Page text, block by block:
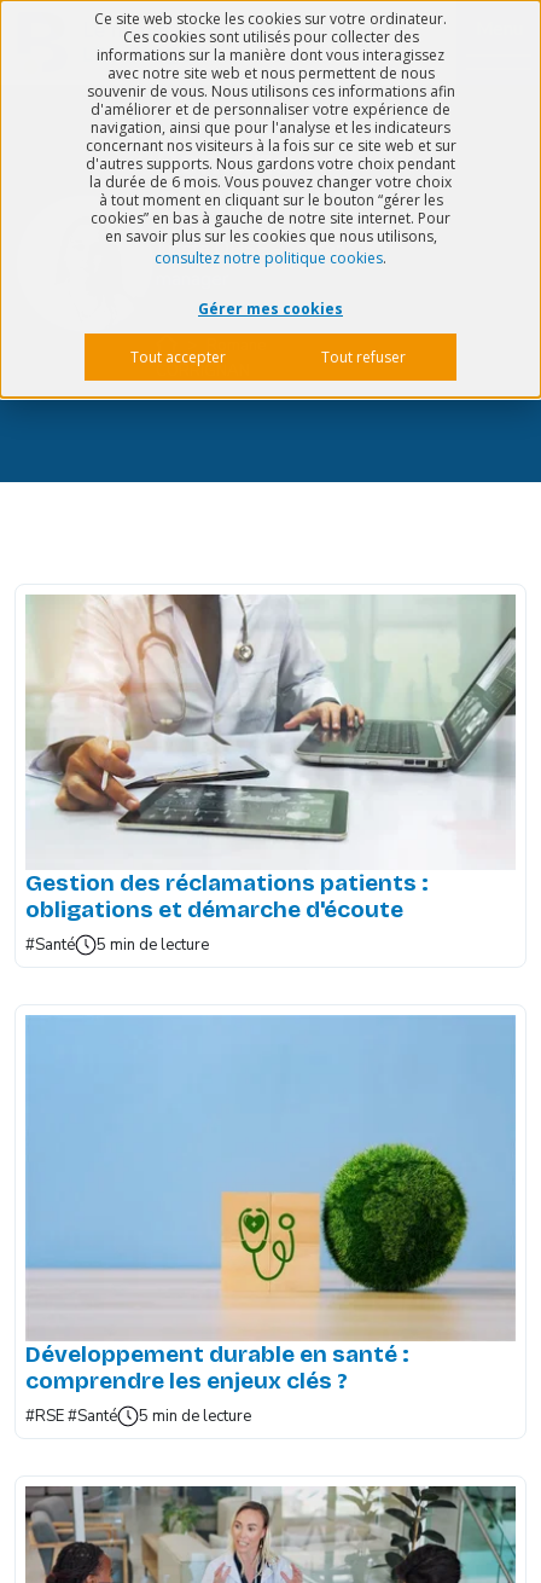
Ce site web stocke les cookies sur votre ordinateur.
Ces cookies sont utilisés pour collecter des
informations sur la manière dont vous interagissez
avec notre site web et nous permettent de nous
souvenir de vous. Nous utilisons ces informations afin
d'améliorer et de personnaliser votre expérience de
navigation, ainsi que pour l'analyse et les indicateurs
concernant nos visiteurs à la fois sur ce site web et sur
d'autres supports. Nous gardons votre choix pendant
la durée de 6 mois. Vous pouvez changer votre choix
à tout moment en cliquant sur le bouton “gérer les
cookies” en bas à gauche de notre site internet. Pour
en savoir plus sur les cookies que nous utilisons,
consultez notre politique cookies.
Gérer mes cookies
Tout accepter Tout refuser
Romane
CORRIGNAN
Juriste QHSE - Content
CORRIGNAN
Gestion des réclamations patients :
obligations et démarche d'écoute
#Santé 5 min de lecture
Développement durable en santé :
comprendre les enjeux clés ?
#RSE#Santé 5 min de lecture